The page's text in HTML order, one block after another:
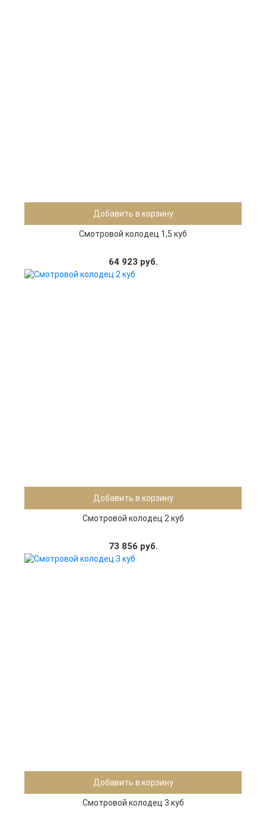
Добавить в корзину
Смотровой колодец 1,5 куб
64 923 руб.
Добавить в корзину
Смотровой колодец 2 куб
73 856 руб.
Добавить в корзину
Смотровой колодец 3 куб